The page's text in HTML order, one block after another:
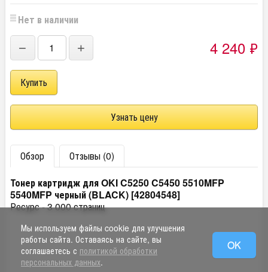
Нет в наличии
− + 4 240 ₽
Узнать цену
Обзор
Отзывы (0)
Тонер картридж для OKI C5250 C5450 5510MFP
5540MFP черный (BLACK) [42804548]
Ресурс - 3 000 страниц
Мы используем файлы cookie для улучшения
работы сайта. Оставаясь на сайте, вы
соглашаетесь с политикой обработки
персональных данных.
OK